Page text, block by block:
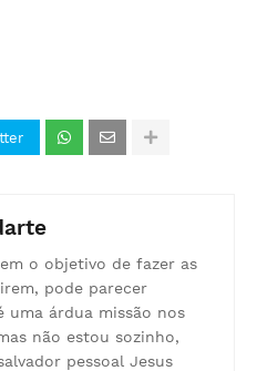
o objetivo de fazer as
pode parecer
uma árdua missão nos
não estou sozinho,
pessoal Jesus